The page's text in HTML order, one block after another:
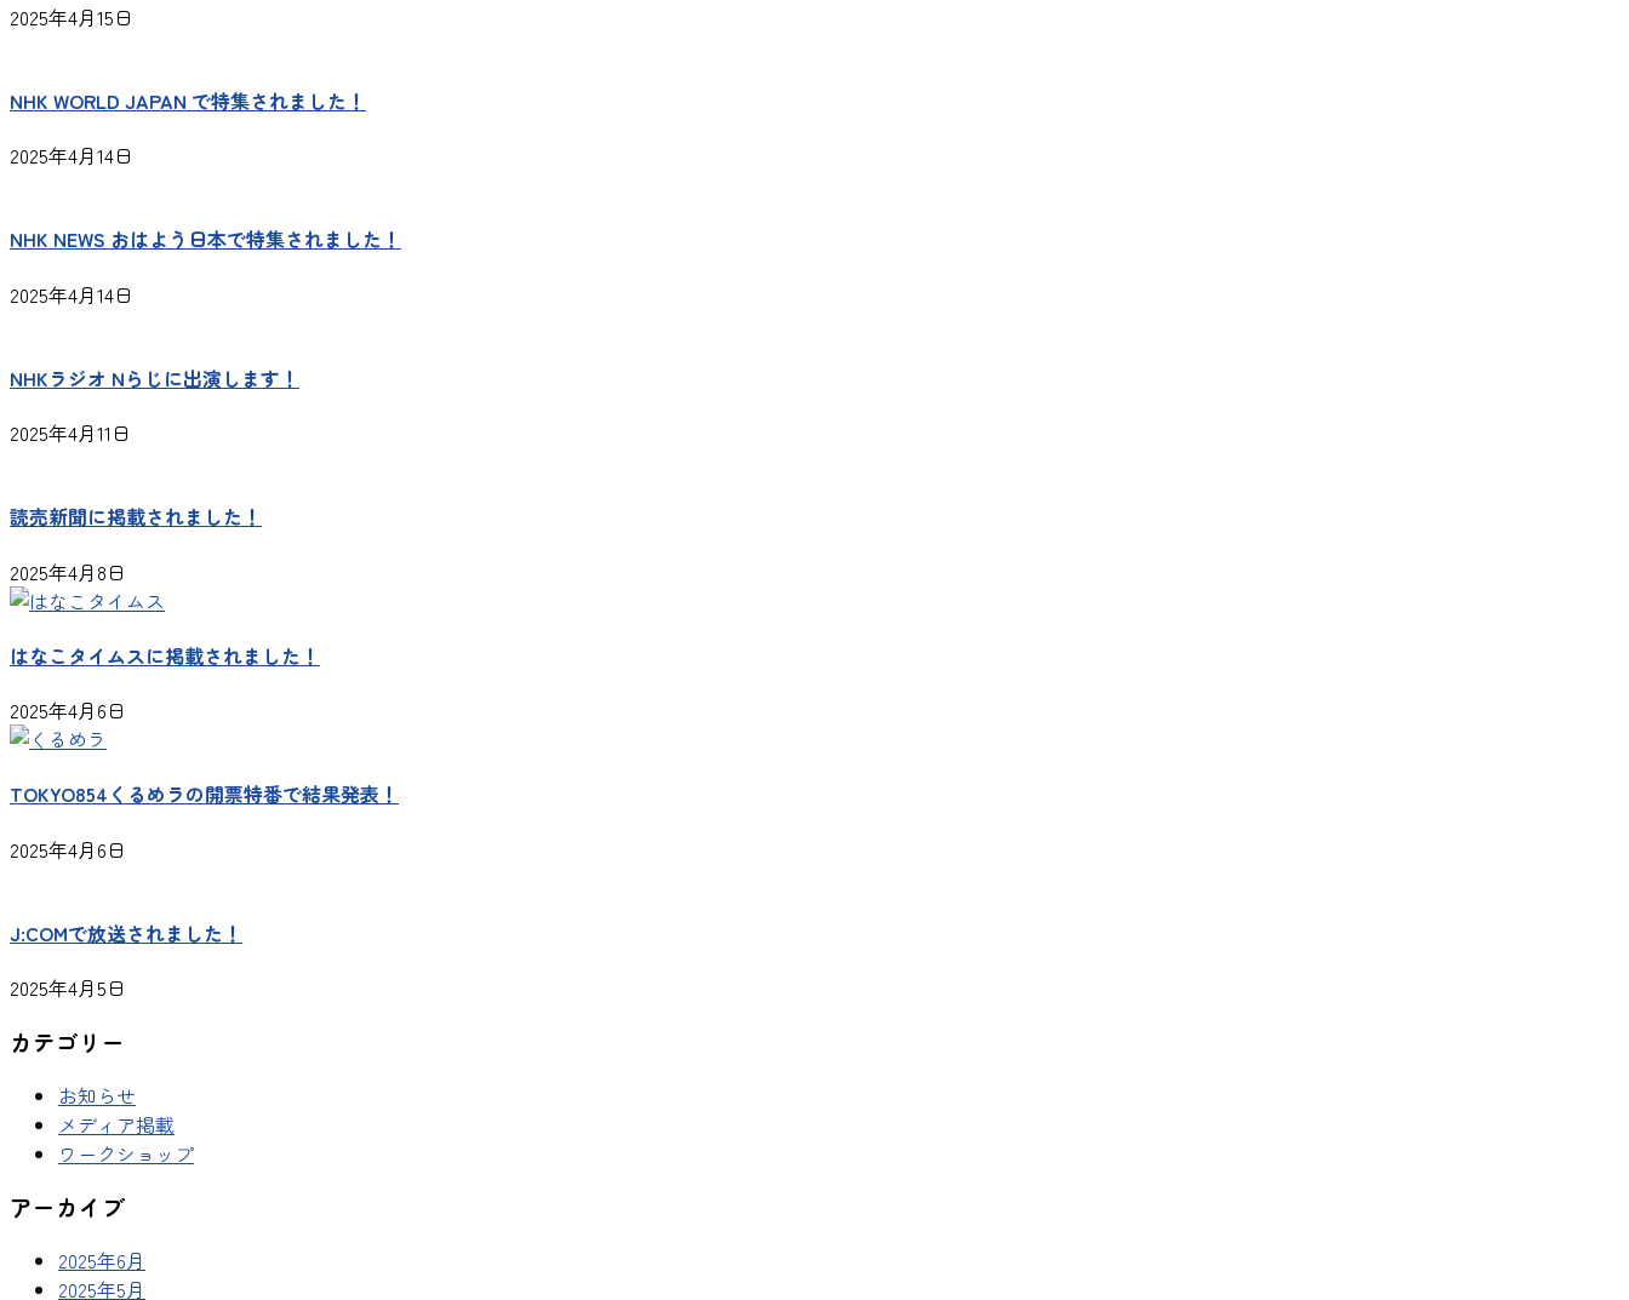
2025年4月15日
NHK WORLD JAPAN で特集されました！
2025年4月14日
NHK NEWS おはよう日本で特集されました！
2025年4月14日
NHKラジオ Nらじに出演します！
2025年4月11日
読売新聞に掲載されました！
2025年4月8日
はなこタイムスに掲載されました！
2025年4月6日
TOKYO854くるめラの開票特番で結果発表！
2025年4月6日
J:COMで放送されました！
2025年4月5日
カテゴリー
お知らせ
メディア掲載
ワークショップ
アーカイブ
2025年6月
2025年5月